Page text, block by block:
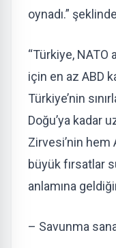
oynadı.”
“Türkiye, NATO
için en az ABD
Türkiye’nin
Doğu’ya kadar
Zirvesi’nin hem
büyük fırsatlar
anlamına
– Savunma